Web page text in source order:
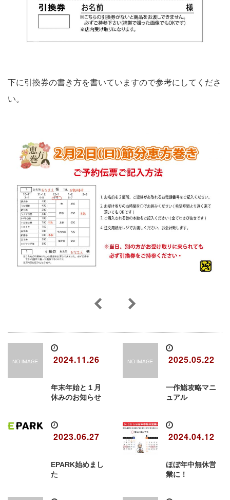
下に引換券の書き方を書いていますので参考にしてくださ
い。
2024.11.26
年末年始と１月
休みのお知らせ
2025.05.22
一作鮨攻略マニ
ュアル
2023.06.27
EPARK始めまし
た
2024.04.12
ほぼ年中無休営
業に！